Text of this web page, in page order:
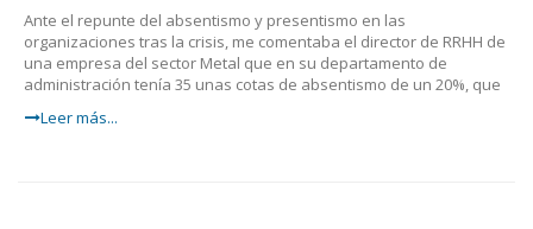
Ante el repunte del absentismo y presentismo en las
organizaciones tras la crisis, me comentaba el director de RRHH de
una empresa del sector Metal que en su departamento de
administración tenía 35 unas cotas de absentismo de un 20%, que
Leer más...